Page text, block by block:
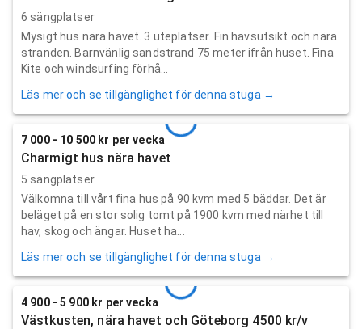
6 sängplatser
Mysigt hus nära havet. 3 uteplatser. Fin havsutsikt och nära
stranden. Barnvänlig sandstrand 75 meter ifrån huset. Fina
Kite och windsurfing förhå...
Läs mer och se tillgänglighet för denna stuga →
7 000 - 10 500 kr per vecka
Charmigt hus nära havet
5 sängplatser
Välkomna till vårt fina hus på 90 kvm med 5 bäddar. Det är
beläget på en stor solig tomt på 1900 kvm med närhet till
hav, skog och ängar. Huset ha...
Läs mer och se tillgänglighet för denna stuga →
4 900 - 5 900 kr per vecka
Västkusten, nära havet och Göteborg 4500 kr/v